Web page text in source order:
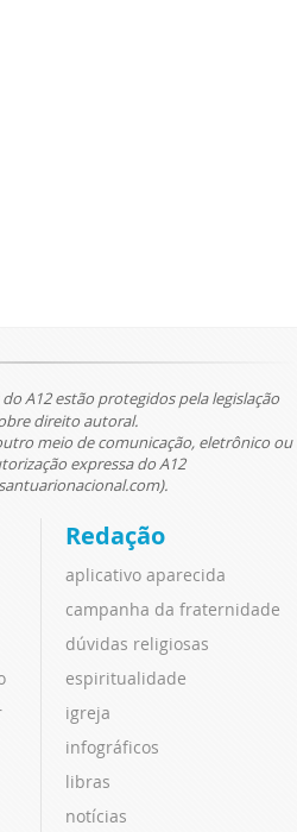
A12 estão protegidos pela legislação
direito autoral.
meio de comunicação, eletrônico ou
expressa do A12
Redação
aplicativo aparecida
campanha da fraternidade
dúvidas religiosas
espiritualidade
igreja
infográficos
libras
notícias